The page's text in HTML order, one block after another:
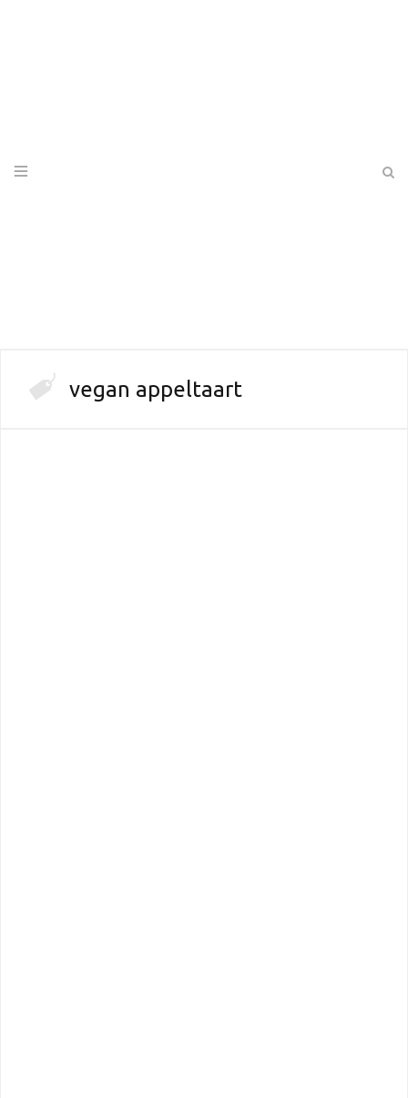
vegan appeltaart